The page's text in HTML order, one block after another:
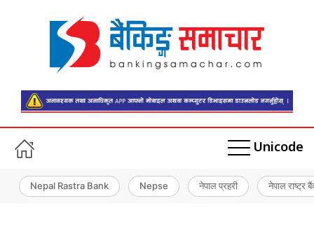
Unicode
Nepal Rastra Bank Nepse नेपाल प्रहरी नेपाल राष्ट्र